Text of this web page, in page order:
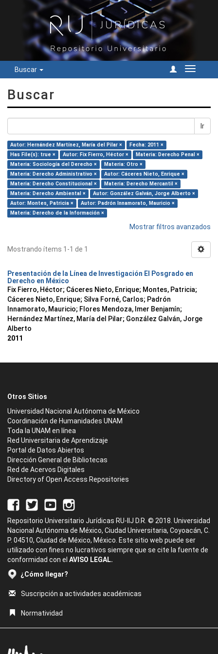
Buscar
Cambiar
Buscar
Ir
Autor: Hernández Martínez, María del Pilar ×
Fecha: 2011 ×
Has File(s): true ×
Autor: Fix Fierro, Héctor ×
Materia: Derecho Penal ×
Materia: Sociología del Derecho ×
Materia: Otro ×
Materia: Derecho Administrativo ×
Autor: Cáceres Nieto, Enrique ×
Materia: Derecho Constitucional ×
Materia: Derecho Mercantil ×
Materia: Derecho Ambiental ×
Autor: González Galván, Jorge Alberto ×
Autor: Montes, Patricia ×
Autor: Padrón Innamorato, Mauricio ×
Materia: Derecho de la Información ×
Mostrar filtros avanzados
Mostrando ítems 1-1 de 1
Presentación de la Línea de Investigación El Posgrado en
Derecho en México
Fix Fierro, Héctor; Cáceres Nieto, Enrique; Montes, Patricia;
Cáceres Nieto, Enrique; Silva Forné, Carlos; Padrón
Innamorato, Mauricio; Flores Mendoza, Imer Benjamín;
Hernández Martínez, María del Pilar; González Galván, Jorge
Alberto
2011
Otros Sitios
Universidad Nacional Autónoma de México
Coordinación de Humanidades UNAM
Toda la UNAM en línea
Red Universitaria de Aprendizaje
Portal de Datos Abiertos
Dirección General de Bibliotecas
Red de Acervos Digitales
Directory of Open Access Repositories
Repositorio Universitario Jurídicas RU-IIJ D.R. © 2018. Universidad
Nacional Autónoma de México, Ciudad Universitaria, Coyoacán, C.
P. 04510, Ciudad de México, México. Este sitio web puede ser
utilizado con fines no lucrativos siempre que se cite la fuente de
conformidad con el AVISO LEGAL.
¿Cómo llegar?
Suscripción a actividades académicas
Normatividad